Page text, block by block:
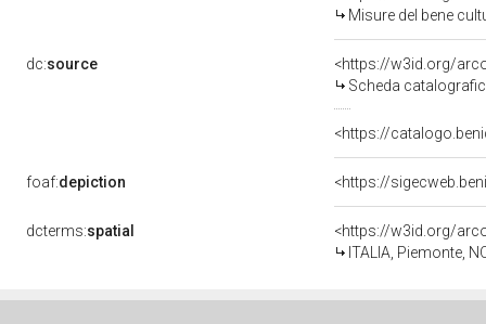
Misure del bene
dc:source
<https://w3id.org/
Scheda
<https://
foaf:depiction <https://
dcterms:spatial
<https://w3id.org/
ITALIA, Piemonte,